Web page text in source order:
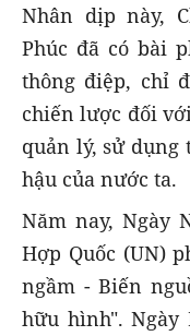
Nhân dịp này,
Phúc đã có bài
thông điệp, chỉ
chiến lược đối
quản lý, sử
hậu của nước ta.
Năm nay, Ngày
Hợp Quốc (UN)
ngầm - Biến
hữu hình". Ngày